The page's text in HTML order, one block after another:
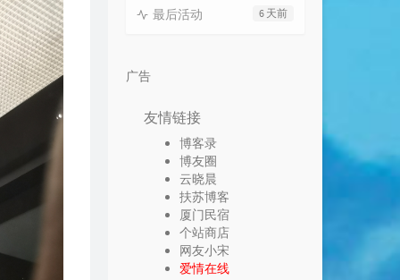
6 天前
最后活动
广告
友情链接
博客录
博友圈
云晓晨
扶苏博客
厦门民宿
个站商店
网友小宋
爱情在线